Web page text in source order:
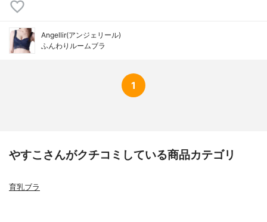
Angellir(アンジェリール)
ふんわりルームブラ
1
やすこさんがクチコミしている商品カテゴリ
育乳ブラ